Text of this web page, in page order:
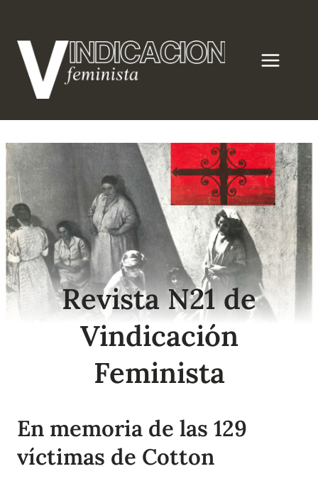
contenido
Revista N21 de
Vindicación
Feminista
En memoria de las 129
víctimas de Cotton